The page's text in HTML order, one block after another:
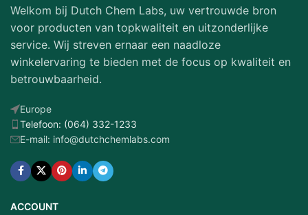
Welkom bij Dutch Chem Labs, uw vertrouwde bron
voor producten van topkwaliteit en uitzonderlijke
service. Wij streven ernaar een naadloze
winkelervaring te bieden met de focus op kwaliteit en
betrouwbaarheid.
Europe
Telefoon: (064) 332-1233
E-mail: info@dutchchemlabs.com
ACCOUNT